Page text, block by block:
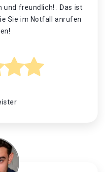
und freundlich! . Das ist
Sie im Notfall anrufen